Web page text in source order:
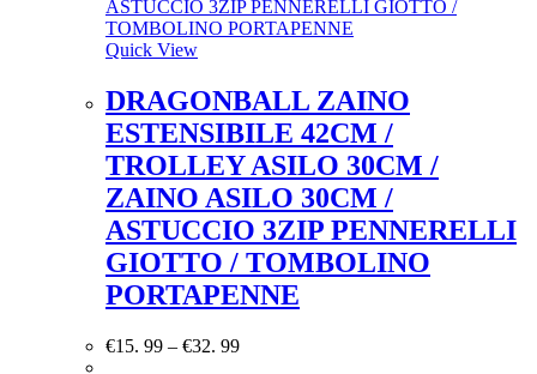
Quick View
DRAGONBALL ZAINO
ESTENSIBILE 42CM /
TROLLEY ASILO 30CM /
ZAINO ASILO 30CM /
ASTUCCIO 3ZIP PENNERELLI
GIOTTO / TOMBOLINO
PORTAPENNE
€15. 99 – €32. 99